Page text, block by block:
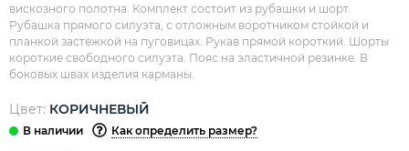
вискозного полотна. Комплект состоит из рубашки и шорт.
Рубашка прямого силуэта, с отложным воротником стойкой и
планкой застежкой на пуговицах. Рукав прямой короткий. Шорты
короткие свободного силуэта. Пояс на эластичной резинке. В
боковых швах изделия карманы.
Цвет: КОРИЧНЕВЫЙ
Как определить размер?